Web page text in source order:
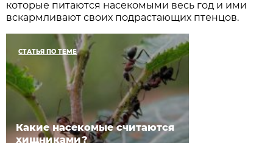
которые питаются насекомыми весь год и ими
вскармливают своих подрастающих птенцов.
СТАТЬЯ ПО ТЕМЕ
Какие насекомые считаются
хищниками?